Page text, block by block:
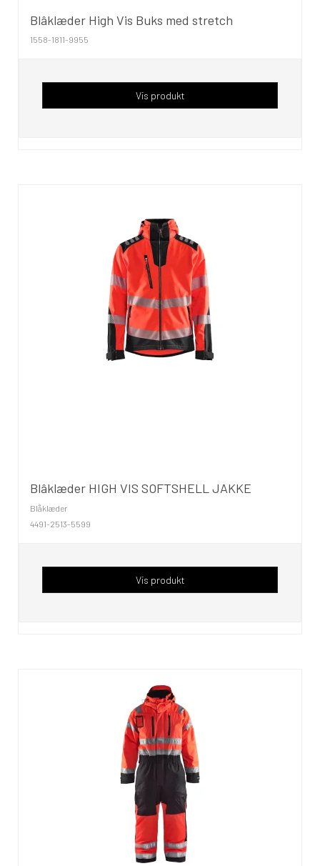
Blâklæder High Vis Buks med stretch
1558-1811-9955
Vis produkt
Blâklæder HIGH VIS SOFTSHELL JAKKE
Blåklæder
4491-2513-5599
Vis produkt